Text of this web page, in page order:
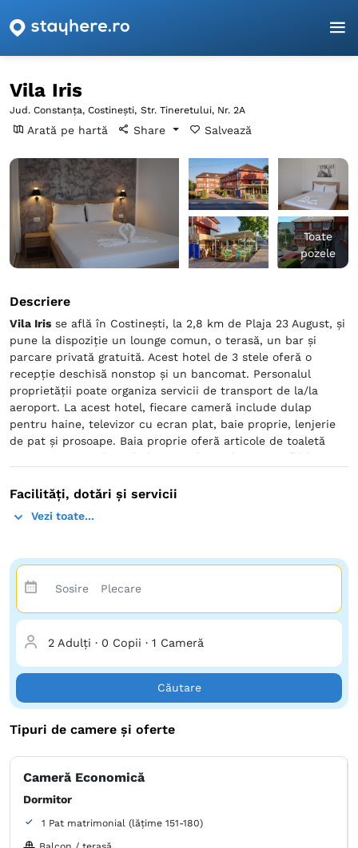
Pagina principală
Vila Iris
Jud. Constanța, Costineşti, Str. Tineretului, Nr. 2A
Arată pe hartă Share Salvează
Toate
pozele
Descriere
Vila Iris se află în Costineşti, la 2,8 km de Plaja 23 August, și
pune la dispoziție un lounge comun, o terasă, un bar și
parcare privată gratuită. Acest hotel de 3 stele oferă o
recepție deschisă nonstop și un bancomat. Personalul
proprietății poate organiza servicii de transport de la/la
aeroport. La acest hotel, fiecare cameră include dulap
pentru haine, televizor cu ecran plat, baie proprie, lenjerie
de pat și prosoape. Baia proprie oferă articole de toaletă
gratuite. Camerele includ un minibar. Vila Iris se află la 31
Hypermarket. Aeroportul Internaţional Mihail Kogălniceanu
Facilități, dotări și servicii
Vezi toate...
2 Adulți · 0 Copii · 1 Cameră
Căutare
Tipuri de camere și oferte
Cameră Economică
Dormitor
1 Pat matrimonial (lățime 151-180)